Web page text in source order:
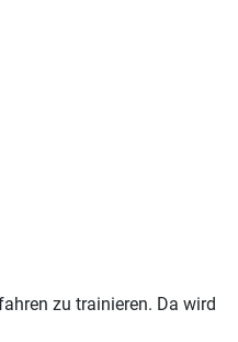
zu trainieren. Da wird